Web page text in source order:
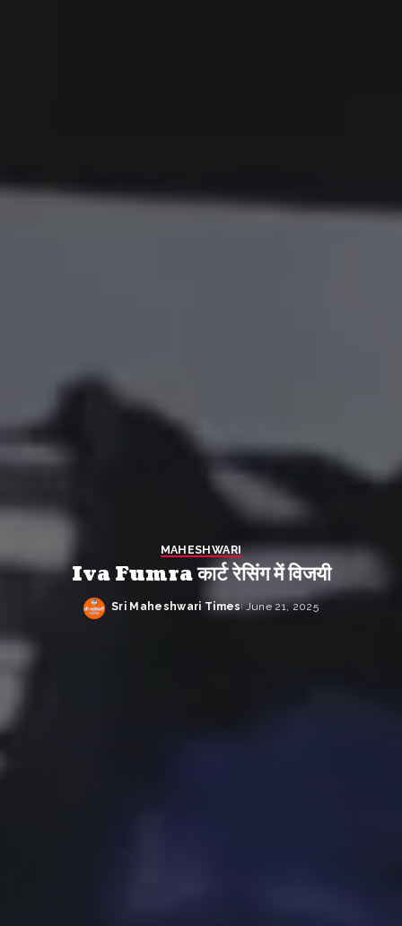
MAHESHWARI
Iva Fumra कार्ट रेसिंग में विजयी
Posted
Sri Maheshwari Times June 21, 2025